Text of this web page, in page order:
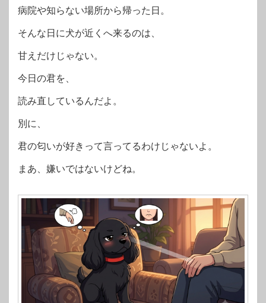
病院や知らない場所から帰った日。
そんな日に犬が近くへ来るのは、
甘えだけじゃない。
今日の君を、
読み直しているんだよ。
別に、
君の匂いが好きって言ってるわけじゃないよ。
まあ、嫌いではないけどね。